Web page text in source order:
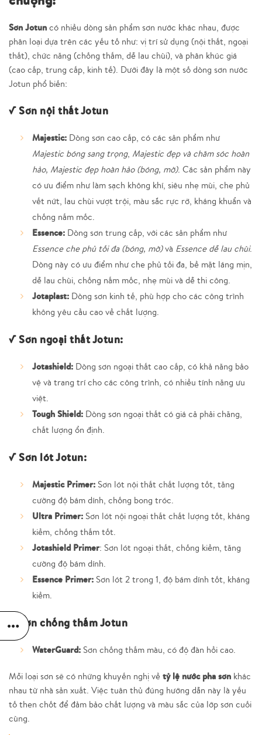
Sơn Jotun có nhiều dòng sản phẩm sơn nước khác nhau, được
phân loại dựa trên các yếu tố như: vị trí sử dụng (nội thất, ngoại
thất), chức năng (chống thấm, dễ lau chùi), và phân khúc giá
(cao cấp, trung cấp, kinh tế). Dưới đây là một số dòng sơn nước
Jotun phổ biến:
√ Sơn nội thất Jotun
Majestic: Dòng sơn cao cấp, có các sản phẩm như
Majestic bóng sang trọng, Majestic đẹp và chăm sóc hoàn
hảo, Majestic đẹp hoàn hảo (bóng, mờ). Các sản phẩm này
có ưu điểm như làm sạch không khí, siêu nhẹ mùi, che phủ
vết nứt, lau chùi vượt trội, màu sắc rực rỡ, kháng khuẩn và
chống nấm mốc.
Essence: Dòng sơn trung cấp, với các sản phẩm như
Essence che phủ tối đa (bóng, mờ)và Essence dễ lau chùi.
Dòng này có ưu điểm như che phủ tối đa, bề mặt láng mịn,
dễ lau chùi, chống nấm mốc, nhẹ mùi và dễ thi công.
Jotaplast: Dòng sơn kinh tế, phù hợp cho các công trình
không yêu cầu cao về chất lượng.
√ Sơn ngoại thất Jotun:
Jotashield: Dòng sơn ngoại thất cao cấp, có khả năng bảo
vệ và trang trí cho các công trình, có nhiều tính năng ưu
việt.
Tough Shield: Dòng sơn ngoại thất có giá cả phải chăng,
chất lượng ổn định.
√ Sơn lót Jotun:
Majestic Primer: Sơn lót nội thất chất lượng tốt, tăng
cường độ bám dính, chống bong tróc.
Ultra Primer: Sơn lót nội ngoại thất chất lượng tốt, kháng
kiềm, chống thấm tốt.
Jotashield Primer: Sơn lót ngoại thất, chống kiềm, tăng
cường độ bám dính.
Essence Primer: Sơn lót 2 trong 1, độ bám dính tốt, kháng
kiềm.
√ Sơn chống thấm Jotun
WaterGuard: Sơn chống thấm màu, có độ đàn hồi cao.
Mỗi loại sơn sẽ có những khuyến nghị về tỷ lệ nước pha sơn khác
nhau từ nhà sản xuất. Việc tuân thủ đúng hướng dẫn này là yếu
tố then chốt để đảm bảo chất lượng và màu sắc của lớp sơn cuối
cùng.